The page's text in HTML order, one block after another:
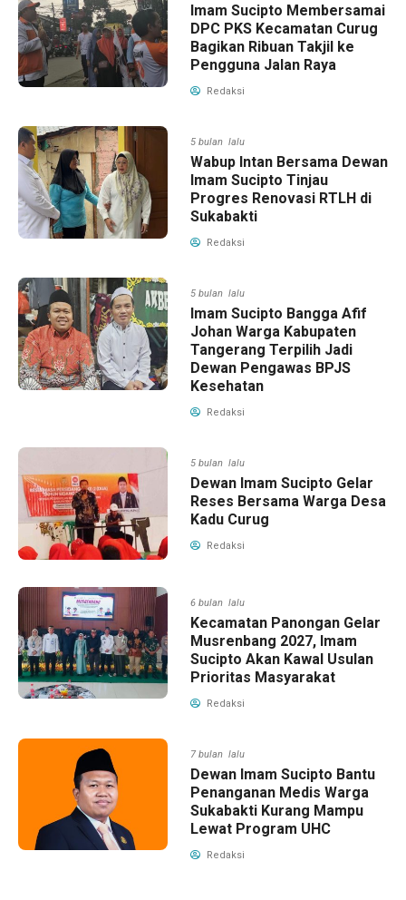
Imam Sucipto Membersamai
DPC PKS Kecamatan Curug
Bagikan Ribuan Takjil ke
Pengguna Jalan Raya
Redaksi
5 bulan lalu
Wabup Intan Bersama Dewan
Imam Sucipto Tinjau
Progres Renovasi RTLH di
Sukabakti
Redaksi
5 bulan lalu
Imam Sucipto Bangga Afif
Johan Warga Kabupaten
Tangerang Terpilih Jadi
Dewan Pengawas BPJS
Kesehatan
Redaksi
5 bulan lalu
Dewan Imam Sucipto Gelar
Reses Bersama Warga Desa
Kadu Curug
Redaksi
6 bulan lalu
Kecamatan Panongan Gelar
Musrenbang 2027, Imam
Sucipto Akan Kawal Usulan
Prioritas Masyarakat
Redaksi
7 bulan lalu
Dewan Imam Sucipto Bantu
Penanganan Medis Warga
Sukabakti Kurang Mampu
Lewat Program UHC
Redaksi